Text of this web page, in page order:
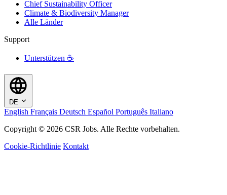
Chief Sustainability Officer
Climate & Biodiversity Manager
Alle Länder
Support
Unterstützen ☕
DE
English Français Deutsch Español Português Italiano
Copyright © 2026 CSR Jobs. Alle Rechte vorbehalten.
Cookie-Richtlinie Kontakt